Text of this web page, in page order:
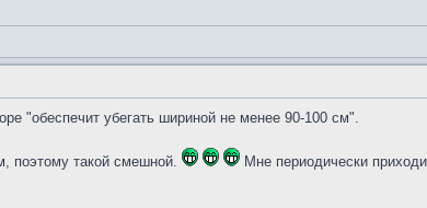
"обеспечит убегать шириной не менее 90-100 см".
поэтому такой смешной.
Мне периодически